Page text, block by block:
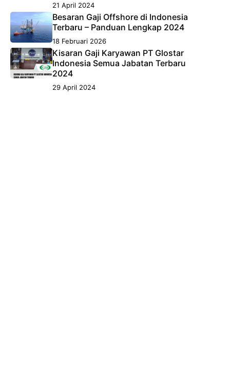
21 April 2024
Besaran Gaji Offshore di Indonesia
Terbaru – Panduan Lengkap 2024
18 Februari 2026
Kisaran Gaji Karyawan PT Glostar
Indonesia Semua Jabatan Terbaru
2024
29 April 2024